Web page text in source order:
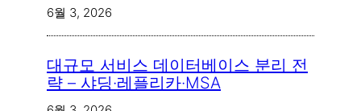
6월 3, 2026
대규모 서비스 데이터베이스 분리 전
략 – 샤딩·레플리카·MSA